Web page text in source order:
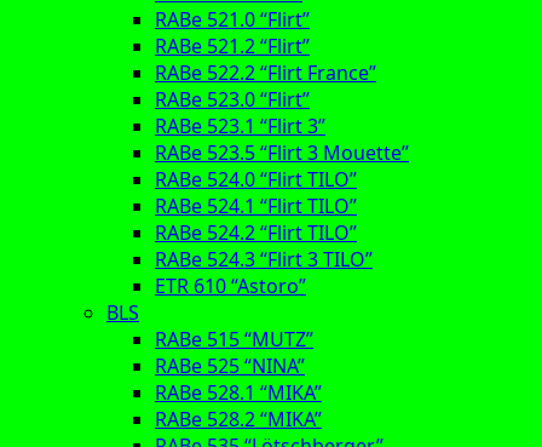
RABe 521.0 “Flirt”
RABe 521.2 “Flirt”
RABe 522.2 “Flirt France”
RABe 523.0 “Flirt”
RABe 523.1 “Flirt 3”
RABe 523.5 “Flirt 3 Mouette”
RABe 524.0 “Flirt TILO”
RABe 524.1 “Flirt TILO”
RABe 524.2 “Flirt TILO”
RABe 524.3 “Flirt 3 TILO”
ETR 610 “Astoro”
BLS
RABe 515 “MUTZ”
RABe 525 “NINA”
RABe 528.1 “MIKA”
RABe 528.2 “MIKA”